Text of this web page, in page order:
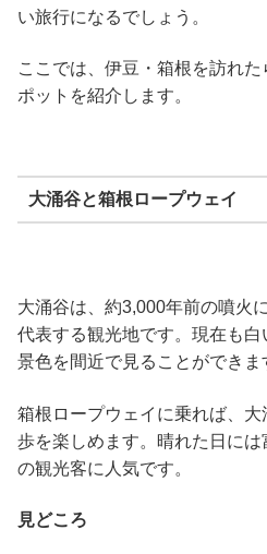
い旅行になるでしょう。
ここでは、伊豆・箱根を訪れ
ポットを紹介します。
大涌谷と箱根ロープウェイ
大涌谷は、約3,000年前の噴火
代表する観光地です。現在も
景色を間近で見ることができま
箱根ロープウェイに乗れば、
歩を楽しめます。晴れた日には
の観光客に人気です。
見どころ